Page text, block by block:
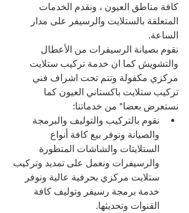
كافة مناطق العيون ، ونقدم الخدمات
المتعلقة بالستلايت والرسيفر على مدار
الساعة.
نقوم بصيانة الرسيفرات من الأعطال
والتشويش كما ان خدمة تركيب ستلايت
مركزي مكفولة وتتم تحت اشراف فني
تركيب ستلايت باكستاني العيون كما
نستعرض بعضا" من خدماتنا:
نقوم بالتركيب والتوليف والبرمجة
والصيانة ونوفر بيع كافة أنواع
الستلايتات والشاشات المتطورة
والرسيفرات ونعمل على تمديد وتركيب
ستلايت مركزي بحرفية عالية ونوفر
خدمة برمجة رسيفر وتوليف كافة
القنوات وتحديثها.